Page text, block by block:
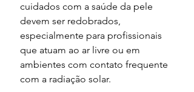
cuidados com a saúde da pele
devem ser redobrados,
especialmente para profissionais
que atuam ao ar livre ou em
ambientes com contato frequente
com a radiação solar.